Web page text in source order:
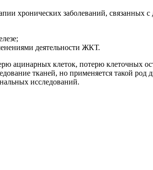
хронических заболеваний, связанных
деятельности ЖКТ.
ацинарных клеток, потерю клеточных
тканей, но применяется такой род
исследований.